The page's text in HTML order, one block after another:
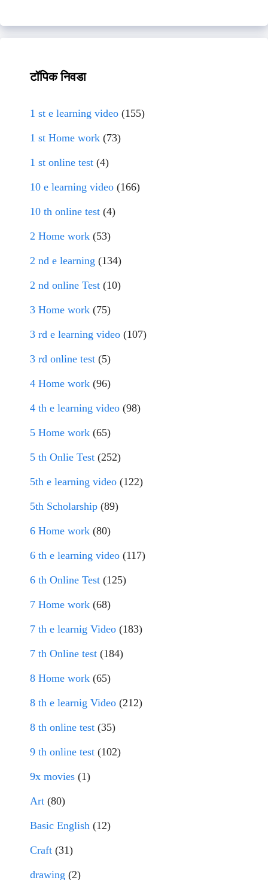
टॉपिक निवडा
1 st e learning video (155)
1 st Home work (73)
1 st online test (4)
10 e learning video (166)
10 th online test (4)
2 Home work (53)
2 nd e learning (134)
2 nd online Test (10)
3 Home work (75)
3 rd e learning video (107)
3 rd online test (5)
4 Home work (96)
4 th e learning video (98)
5 Home work (65)
5 th Onlie Test (252)
5th e learning video (122)
5th Scholarship (89)
6 Home work (80)
6 th e learning video (117)
6 th Online Test (125)
7 Home work (68)
7 th e learnig Video (183)
7 th Online test (184)
8 Home work (65)
8 th e learnig Video (212)
8 th online test (35)
9 th online test (102)
9x movies (1)
Art (80)
Basic English (12)
Craft (31)
drawing (2)